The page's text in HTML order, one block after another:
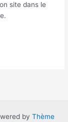
site dans le
by Thème